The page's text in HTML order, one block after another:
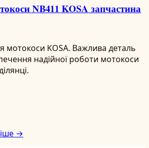
NB411 KOSA запчастина
мотокоси KOSA. Важлива деталь
надійної роботи мотокоси
→